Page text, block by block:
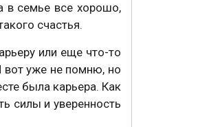
в семье все хорошо,
счастья.
или еще что-то
вот уже не помню, но
была карьера. Как
силы и уверенность